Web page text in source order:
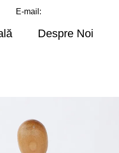
E-mail:
Despre Noi